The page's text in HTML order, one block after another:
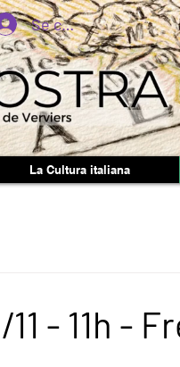
Se connecter
La Cultura italiana
- 11h -